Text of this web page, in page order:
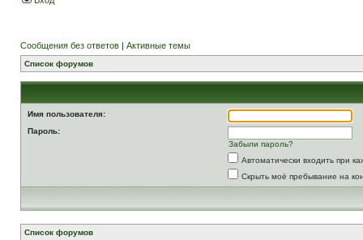
Сообщения без ответов | Активные темы
Список форумов
Имя пользователя:
Пароль:
Забыли пароль?
Автоматически входить при
Скрыть моё пребывание на
Список форумов